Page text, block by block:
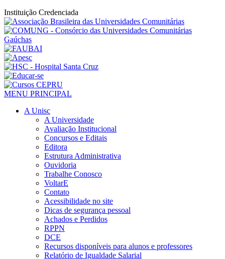
Instituição Credenciada
MENU PRINCIPAL
A Unisc
A Universidade
Avaliação Institucional
Concursos e Editais
Editora
Estrutura Administrativa
Ouvidoria
Trabalhe Conosco
VoltarE
Contato
Acessibilidade no site
Dicas de segurança pessoal
Achados e Perdidos
RPPN
DCE
Recursos disponíveis para alunos e professores
Relatório de Igualdade Salarial